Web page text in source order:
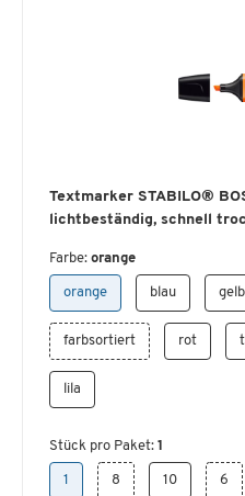
Textmarker STABILO®
lichtbeständig, schnell
Farbe: orange
orange blau gelb
farbsortiert rot
lila
Stück pro Paket: 1
1 8 10 6